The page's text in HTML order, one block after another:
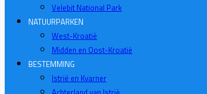
Velebit National Park
NATUURPARKEN
West-Kroatië
Midden en Oost-Kroatië
BESTEMMING
Istrië en Kvarner